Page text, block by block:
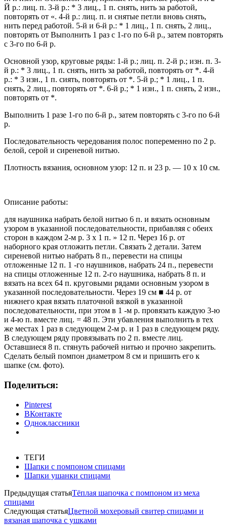
Й р.: лиц. п. 3-й р.: * 3 лиц., 1 п. снять, нить за работой,
повторять от «. 4-й р.: лиц. п. и снятые петли вновь снять,
нить перед работой. 5-й и 6-й р.: * 1 лиц., 1 п. снять, 2 лиц.,
повторять от Выполнить 1 раз с 1-го по 6-й р., затем повторять
с 3-го по 6-й р.
Основной узор, круговые ряды: 1-й р.; лиц. п. 2-й р.; изн. п. 3-
й р.: * 3 лиц., 1 п. снять, нить за работой, повторять от *. 4-й
р.: * 3 изн., 1 п. сиять, повторять от *. 5-й р.; * 1 лиц., 1 п.
снять, 2 лиц., повторять от *. 6-й р.; * 1 изн., 1 п. снять, 2 изн.,
повторять от *.
Выполнить 1 разе 1-го по 6-й р., затем повторять с 3-го по 6-й
р.
Последовательность чередования полос попеременно по 2 р.
белой, серой и сиреневой нитью.
Плотность вязания, основном узор: 12 п. и 23 р. — 10 х 10 см.
Описание работы:
для наушника набрать белой нитью 6 п. и вязать основным
узором в указанной последовательности, прибавляя с обеих
сторон в каждом 2-м р. 3 х 1 п. » 12 п. Через 16 р. от
наборного края отложить петли. Связать 2 детали. Затем
сиреневой нитью набрать 8 п., перевести на спицы
отложенные 12 п. 1 -го наушников, набрать 24 п., перевести
на спицы отложенные 12 п. 2-го наушника, набрать 8 п. и
вязать на всех 64 п. круговыми рядами основным узором в
указанной последовательности. Через 19 см ■ 44 р. от
нижнего края вязать платочной вязкой в указанной
последовательности, при этом в 1 -м р. провязать каждую 3-ю
и 4-ю п. вместе лиц. = 48 п. Эти убавления выполнить в тех
же местах 1 раз в следующем 2-м р. и 1 раз в следующем ряду.
В следующем ряду провязывать по 2 п. вместе лиц.
Оставшиеся 8 п. стянуть рабочей нитью и прочно закрепить.
Сделать белый помпон диаметром 8 см и пришить его к
шапке (см. фото).
Поделиться:
Pinterest
ВКонтакте
Одноклассники
ТЕГИ
Шапки с помпоном спицами
Шапки ушанки спицами
Предыдущая статьяТёплая шапочка с помпоном из меха
спицами
Следующая статьяЦветной мохеровый свитер спицами и
вязаная шапочка с ушками